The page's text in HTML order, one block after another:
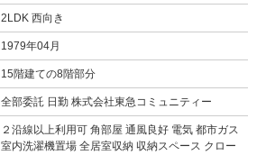
2LDK 西向き
1979年04月
15階建ての8階部分
全部委託 日勤 株式会社東急コミュニティー
２沿線以上利用可 角部屋 通風良好 電気 都市ガス
室内洗濯機置場 全居室収納 収納スペース クロー